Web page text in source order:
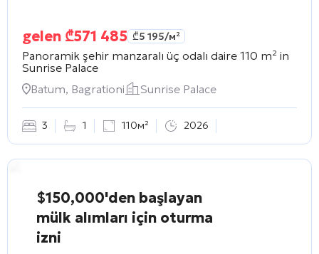
gelen ₾571 485 ₾5 195/м²
Panoramik şehir manzaralı üç odalı daire 110 m² in
Sunrise Palace
Batum, Bagrationi
Sunrise Palace
3 1 110м² 2026
$150,000'den başlayan
mülk alımları için oturma
izni